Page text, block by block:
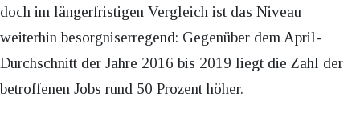
doch im längerfristigen Vergleich ist das Niveau
weiterhin besorgniserregend: Gegenüber dem April-
Durchschnitt der Jahre 2016 bis 2019 liegt die Zahl der
betroffenen Jobs rund 50 Prozent höher.